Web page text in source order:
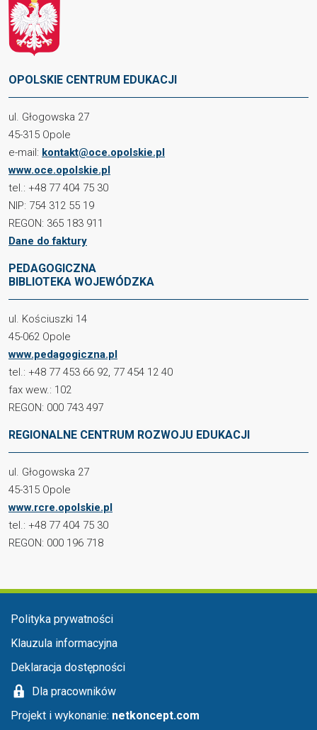
OPOLSKIE CENTRUM EDUKACJI
ul. Głogowska 27
45-315 Opole
e-mail: kontakt@oce.opolskie.pl
www.oce.opolskie.pl
tel.: +48 77 404 75 30
NIP: 754 312 55 19
REGON: 365 183 911
Dane do faktury
PEDAGOGICZNA
BIBLIOTEKA WOJEWÓDZKA
ul. Kościuszki 14
45-062 Opole
www.pedagogiczna.pl
tel.: +48 77 453 66 92, 77 454 12 40
fax wew.: 102
REGON: 000 743 497
REGIONALNE CENTRUM ROZWOJU EDUKACJI
ul. Głogowska 27
45-315 Opole
www.rcre.opolskie.pl
tel.: +48 77 404 75 30
REGON: 000 196 718
Menu stopka
Polityka prywatności
Klauzula informacyjna
Deklaracja dostępności
Dla pracowników
Projekt i wykonanie: netkoncept.com